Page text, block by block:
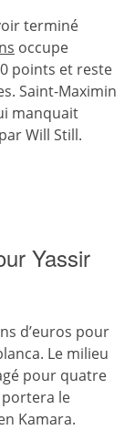
terminé
occupe
points et reste
Saint-Maximin
manquait
Will Still.
Yassir
d’euros pour
Le milieu
pour quatre
portera le
Kamara.